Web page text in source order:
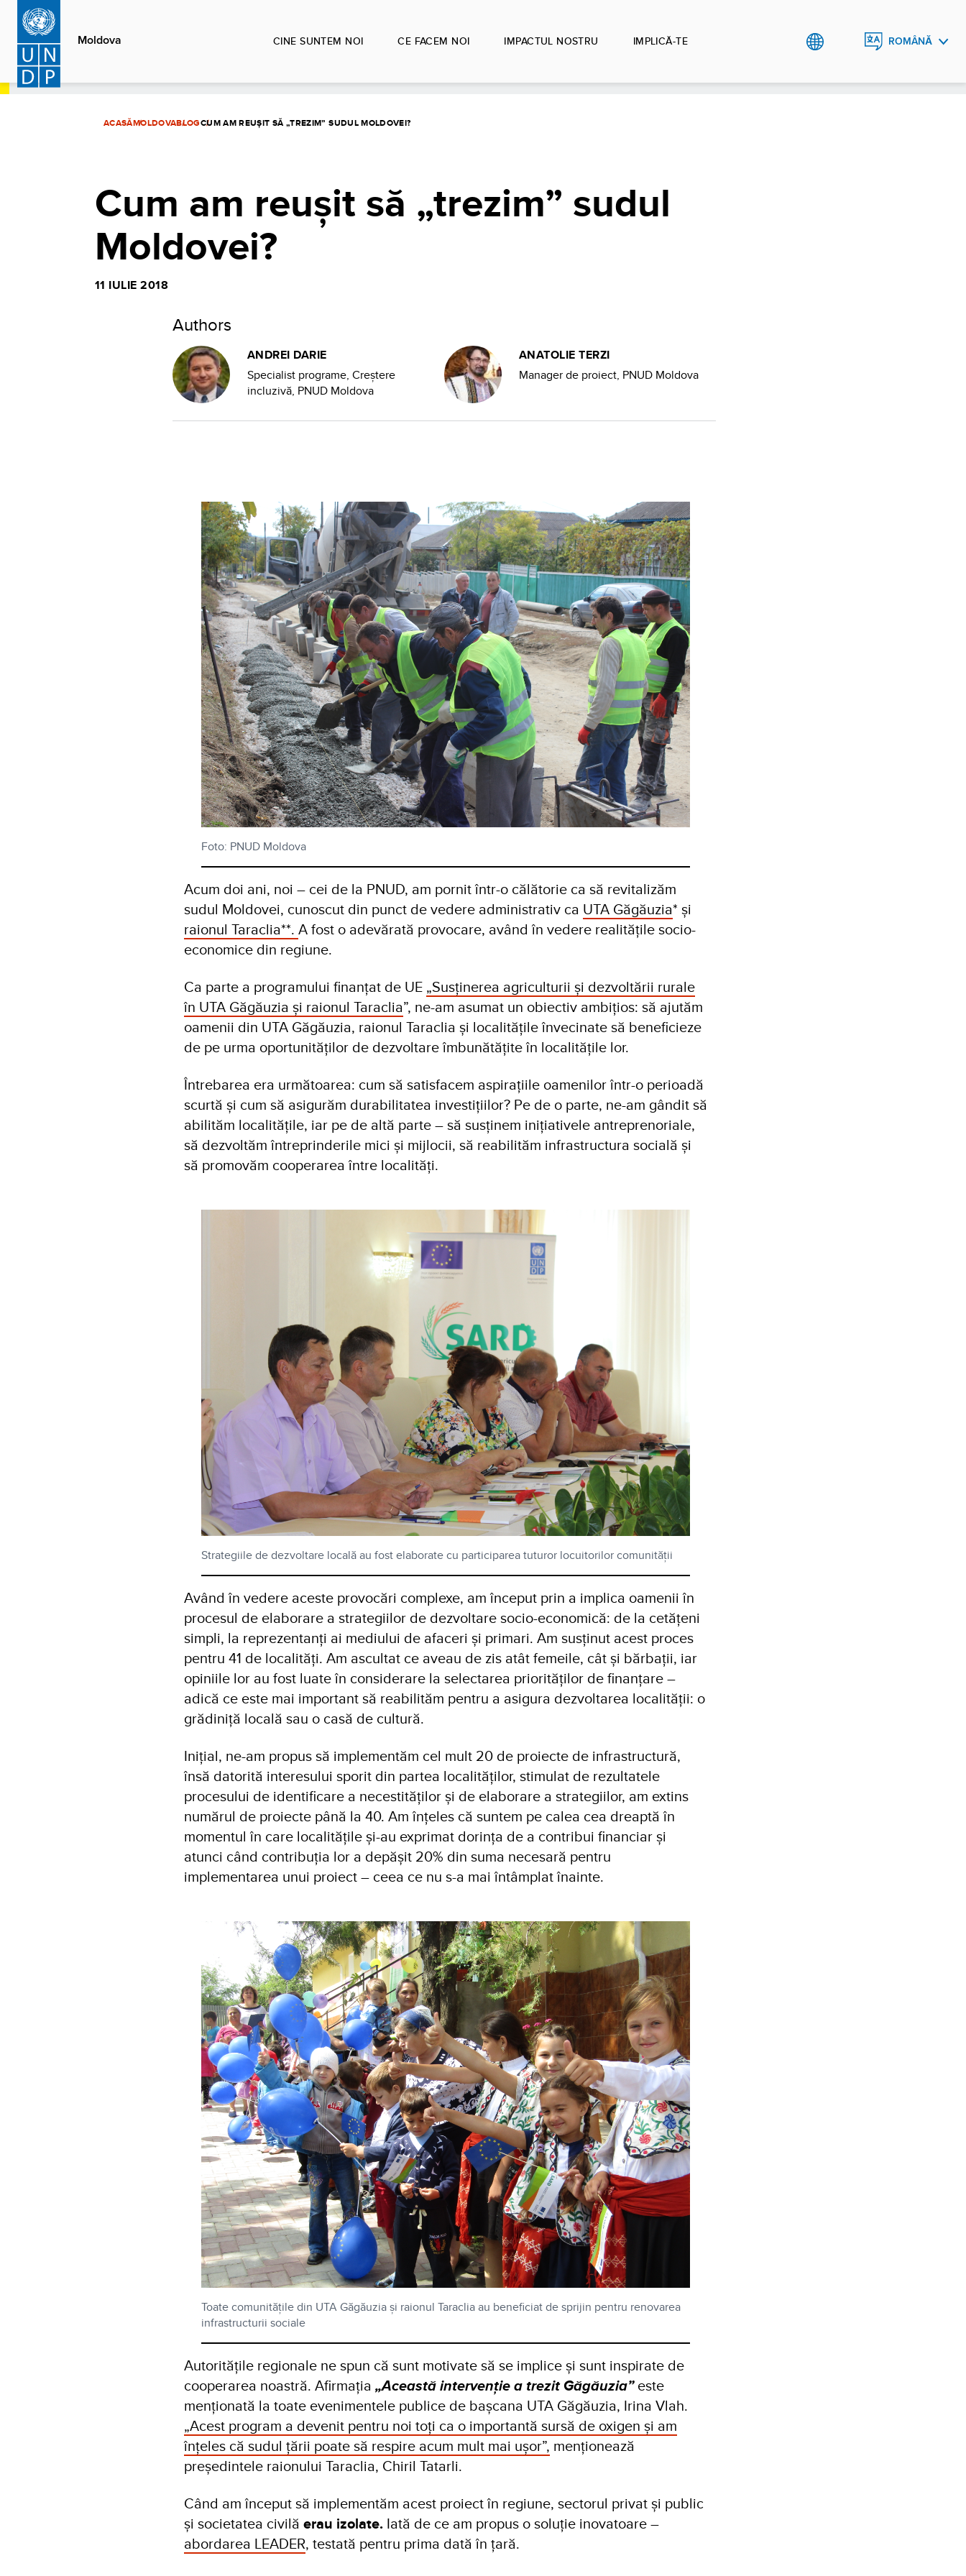
Sari
conținutul
principal
Moldova CINE SUNTEM NOI CE FACEM NOI IMPACTUL NOSTRU IMPLICĂ-TE ROMÂNĂ
ACASĂMOLDOVABLOGCUM AM REUȘIT SĂ „TREZIM” SUDUL MOLDOVEI?
Cum am reușit să „trezim” sudul
Moldovei?
11 IULIE 2018
Authors
ANDREI DARIE
Specialist programe, Creștere
incluzivă, PNUD Moldova
ANATOLIE TERZI
Manager de proiect, PNUD Moldova
Foto: PNUD Moldova
Acum doi ani, noi – cei de la PNUD, am pornit într-o călătorie ca să revitalizăm
sudul Moldovei, cunoscut din punct de vedere administrativ ca UTA Găgăuzia* și
raionul Taraclia**. A fost o adevărată provocare, având în vedere realitățile socio-
economice din regiune.
Ca parte a programului finanțat de UE „Susținerea agriculturii și dezvoltării rurale
în UTA Găgăuzia și raionul Taraclia”, ne-am asumat un obiectiv ambițios: să ajutăm
oamenii din UTA Găgăuzia, raionul Taraclia și localitățile învecinate să beneficieze
de pe urma oportunităților de dezvoltare îmbunătățite în localitățile lor.
Întrebarea era următoarea: cum să satisfacem aspirațiile oamenilor într-o perioadă
scurtă și cum să asigurăm durabilitatea investițiilor? Pe de o parte, ne-am gândit să
abilităm localitățile, iar pe de altă parte – să susținem inițiativele antreprenoriale,
să dezvoltăm întreprinderile mici și mijlocii, să reabilităm infrastructura socială și
să promovăm cooperarea între localități.
Strategiile de dezvoltare locală au fost elaborate cu participarea tuturor locuitorilor comunității
Având în vedere aceste provocări complexe, am început prin a implica oamenii în
procesul de elaborare a strategiilor de dezvoltare socio-economică: de la cetățeni
simpli, la reprezentanți ai mediului de afaceri și primari. Am susținut acest proces
pentru 41 de localități. Am ascultat ce aveau de zis atât femeile, cât și bărbații, iar
opiniile lor au fost luate în considerare la selectarea priorităților de finanțare –
adică ce este mai important să reabilităm pentru a asigura dezvoltarea localității: o
grădiniță locală sau o casă de cultură.
Inițial, ne-am propus să implementăm cel mult 20 de proiecte de infrastructură,
însă datorită interesului sporit din partea localităților, stimulat de rezultatele
procesului de identificare a necestităților și de elaborare a strategiilor, am extins
numărul de proiecte până la 40. Am înțeles că suntem pe calea cea dreaptă în
momentul în care localitățile și-au exprimat dorința de a contribui financiar și
atunci când contribuția lor a depășit 20% din suma necesară pentru
implementarea unui proiect – ceea ce nu s-a mai întâmplat înainte.
Toate comunitățile din UTA Găgăuzia și raionul Taraclia au beneficiat de sprijin pentru renovarea
infrastructurii sociale
Autoritățile regionale ne spun că sunt motivate să se implice și sunt inspirate de
cooperarea noastră. Afirmația „Această intervenție a trezit Găgăuzia”este
menționată la toate evenimentele publice de bașcana UTA Găgăuzia, Irina Vlah.
„Acest program a devenit pentru noi toți ca o importantă sursă de oxigen și am
înțeles că sudul țării poate să respire acum mult mai ușor”, menționează
preşedintele raionului Taraclia, Chiril Tatarli.
Când am început să implementăm acest proiect în regiune, sectorul privat și public
și societatea civilă erau izolate. Iată de ce am propus o soluție inovatoare –
abordarea LEADER, testată pentru prima dată în țară.